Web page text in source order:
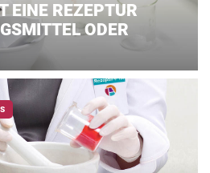
EINE REZEPTUR
ODER